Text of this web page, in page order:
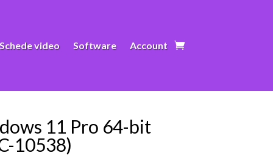
video Software Account
11 Pro 64-bit
10538)